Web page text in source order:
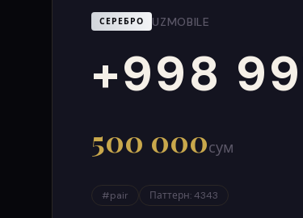
СЕРЕБРО UZMOBILE
+998 99
000
999
500 000сум
#pair Паттерн:4343